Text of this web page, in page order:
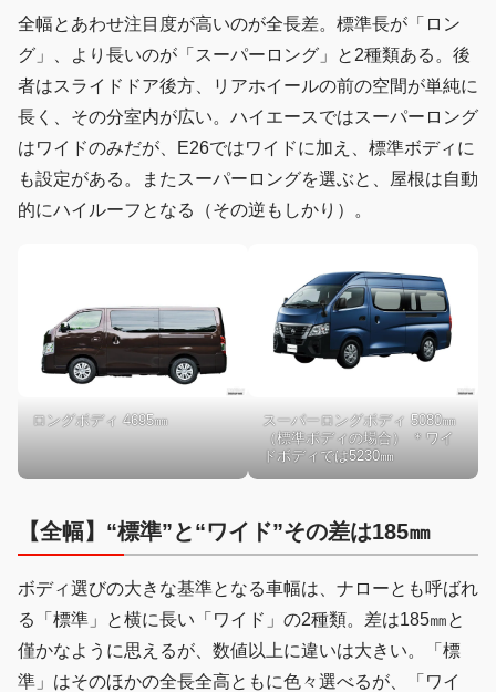
全幅とあわせ注目度が高いのが全長差。標準長が「ロン
グ」、より長いのが「スーパーロング」と2種類ある。後
者はスライドドア後方、リアホイールの前の空間が単純に
長く、その分室内が広い。ハイエースではスーパーロング
はワイドのみだが、E26ではワイドに加え、標準ボディに
も設定がある。またスーパーロングを選ぶと、屋根は自動
的にハイルーフとなる（その逆もしかり）。
ロングボディ 4695㎜
スーパーロングボディ 5080㎜
（標準ボディの場合） ＊ワイ
ドボディでは5230㎜
【全幅】“標準”と“ワイド”その差は185㎜
ボディ選びの大きな基準となる車幅は、ナローとも呼ばれ
る「標準」と横に長い「ワイド」の2種類。差は185㎜と
僅かなように思えるが、数値以上に違いは大きい。「標
準」はそのほかの全長全高ともに色々選べるが、「ワイ